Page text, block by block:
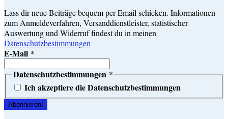
Lass dir neue Beiträge bequem per Email schicken. Informationen
zum Anmeldeverfahren, Versanddienstleister, statistischer
Auswertung und Widerruf findest du in meinen
Datenschutzbestimmungen
E-Mail *
Datenschutzbestimmungen *
Ich akzeptiere die Datenschutzbestimmungen